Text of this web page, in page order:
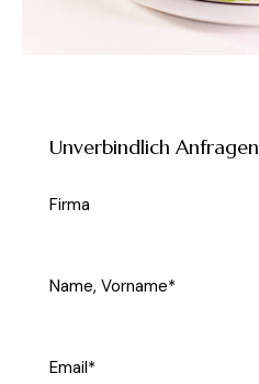
Unverbindlich Anfragen